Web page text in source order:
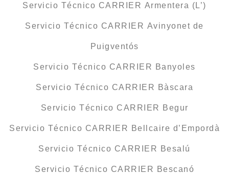
Servicio Técnico CARRIER Armentera (L’)
Servicio Técnico CARRIER Avinyonet de
Puigventós
Servicio Técnico CARRIER Banyoles
Servicio Técnico CARRIER Bàscara
Servicio Técnico CARRIER Begur
Servicio Técnico CARRIER Bellcaire d’Empordà
Servicio Técnico CARRIER Besalú
Servicio Técnico CARRIER Bescanó